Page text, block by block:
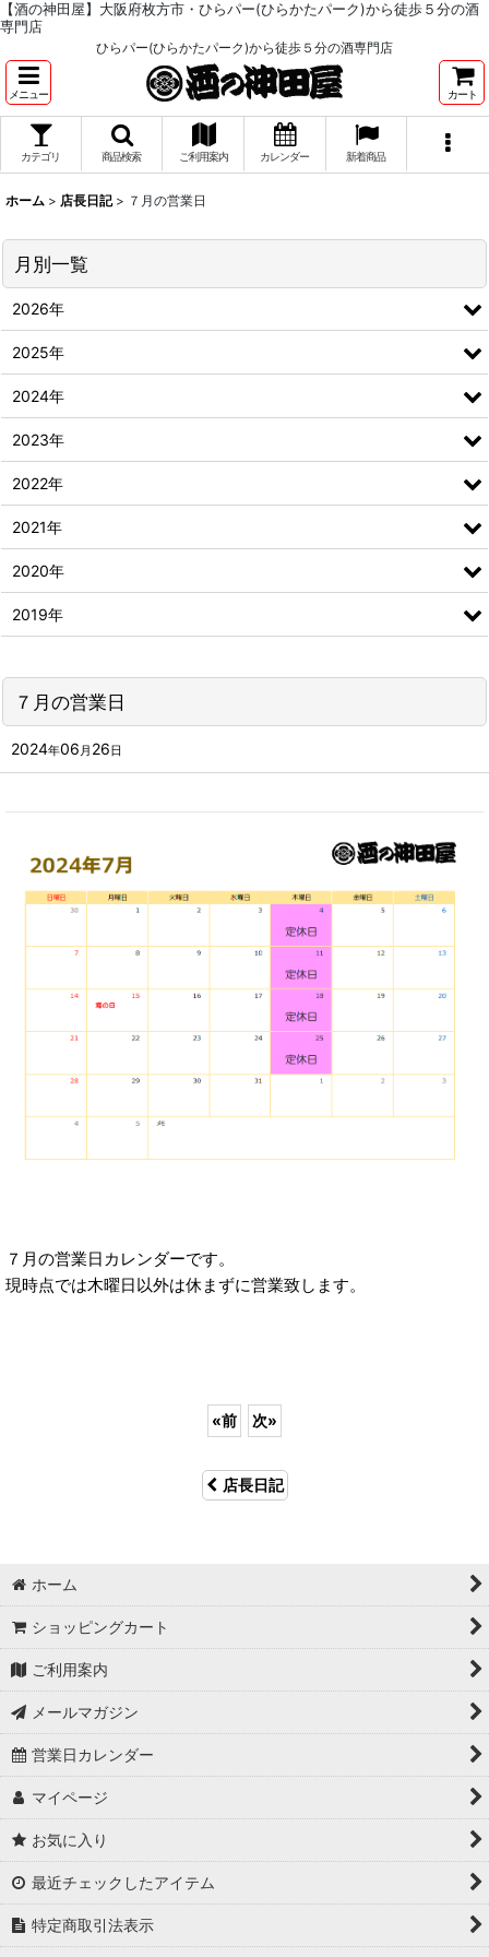
【酒の神田屋】大阪府枚方市・ひらパー(ひらかたパーク)から徒歩５分の酒
専門店
ひらパー(ひらかたパーク)から徒歩５分の酒専門店
メニュー カート
カテゴリ 商品検索 ご利用案内 カレンダー 新着商品
ホーム > 店長日記 > ７月の営業日
７月の営業日
2024年06 月 26日
７月の営業日カレンダーです。
現時点では木曜日以外は休まずに営業致します。
«前 次»
店長日記
月別一覧
2026年
2025年
2024年
2023年
2022年
2021年
2020年
2019年
ホーム
ショッピングカート
ご利用案内
メールマガジン
営業日カレンダー
マイページ
お気に入り
最近チェックしたアイテム
特定商取引法表示